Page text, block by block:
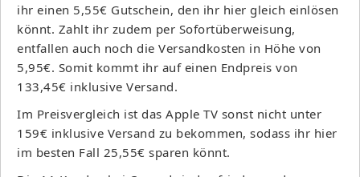
ihr einen 5,55€ Gutschein, den ihr hier gleich einlösen
könnt. Zahlt ihr zudem per Sofortüberweisung,
entfallen auch noch die Versandkosten in Höhe von
5,95€. Somit kommt ihr auf einen Endpreis von
133,45€ inklusive Versand.
Im Preisvergleich ist das Apple TV sonst nicht unter
159€ inklusive Versand zu bekommen, sodass ihr hier
im besten Fall 25,55€ sparen könnt.